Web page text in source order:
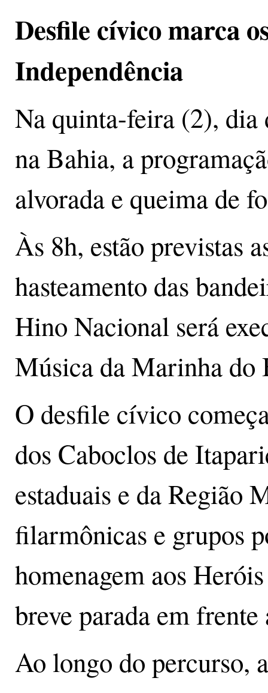
Desfile cívico marca
Independência
Na quinta-feira (2), dia
na Bahia, a
alvorada e queima de
Às 8h, estão previstas
hasteamento das
Hino Nacional será
Música da Marinha do
O desfile cívico
dos Caboclos de
estaduais e da Região
filarmônicas e grupos
homenagem aos
breve parada em
Ao longo do percurso,